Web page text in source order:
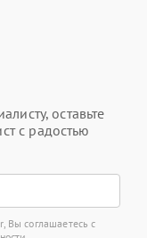
оставьте
с радостью
Вы соглашаетесь с